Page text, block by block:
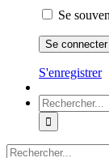
Se
S'enregistrer
Rechercher:
Rechercher: